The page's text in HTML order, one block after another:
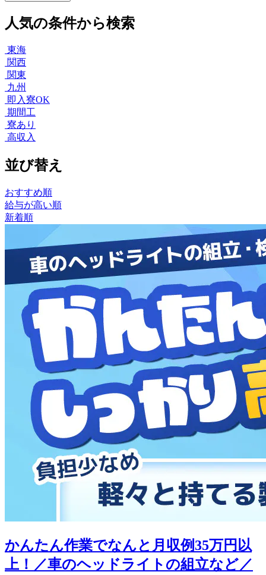
人気の条件から検索
東海
関西
関東
九州
即入寮OK
期間工
寮あり
高収入
並び替え
おすすめ順
給与が高い順
新着順
かんたん作業でなんと月収例35万円以
上！／車のヘッドライトの組立など／